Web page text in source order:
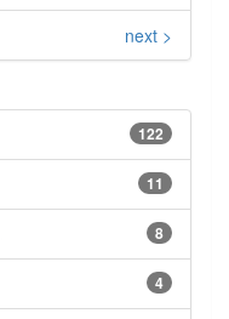
next >
122
11
8
4